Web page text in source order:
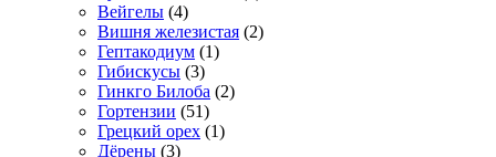
Вейгелы (4)
Вишня железистая (2)
Гептакодиум (1)
Гибискусы (3)
Гинкго Билоба (2)
Гортензии (51)
Грецкий орех (1)
Дёрены (3)